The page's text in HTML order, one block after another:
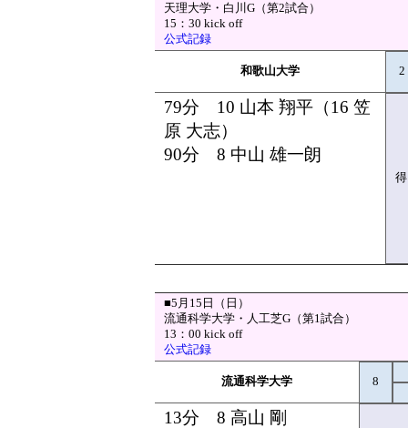
天理大学・白川G（第2試合）
15：30 kick off
公式記録
和歌山大学 2
79分 10 山本 翔平（16 笠
原 大志）
90分 8 中山 雄一朗
■5月15日（日）
流通科学大学・人工芝G（第1試合）
13：00 kick off
公式記録
流通科学大学 8
13分 8 高山 剛